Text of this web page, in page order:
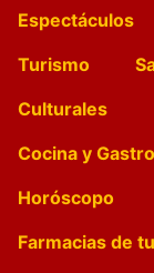
Espectáculos
Turismo
Culturales
Cocina y
Horóscopo
Farmacias de